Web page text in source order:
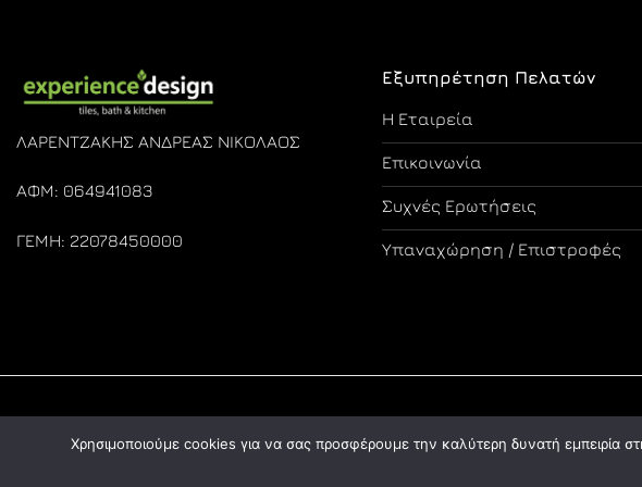
ΛΑΡΕΝΤΖΑΚΗΣ ΑΝΔΡΕΑΣ ΝΙΚΟΛΑΟΣ
ΑΦΜ: 064941083
ΓΕΜΗ: 22078450000
Εξυπηρέτηση Πελατών
Η Εταιρεία
Επικοινωνία
Συχνές Ερωτήσεις
Υπαναχώρηση / Επιστροφές
Copyright 2026 ©
Χρησιμοποιούμε cookies για να σας προσφέρουμε την καλύτερη δυνατή εμπειρία